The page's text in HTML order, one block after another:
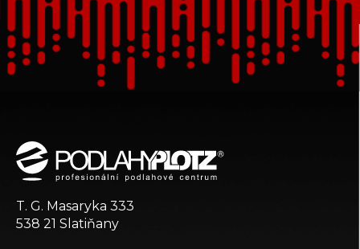
T. G. Masaryka 333
538 21 Slatiňany